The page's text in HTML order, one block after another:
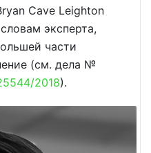
Cave Leighton
эксперта,
части
(см. дела №
2018).